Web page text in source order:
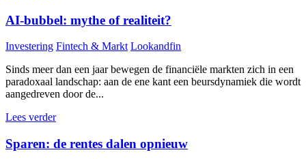
AI-bubbel: mythe of realiteit?
Investering Fintech & Markt Lookandfin
Sinds meer dan een jaar bewegen de financiële markten zich in een
paradoxaal landschap: aan de ene kant een beursdynamiek die wordt
aangedreven door de...
Lees verder
Sparen: de rentes dalen opnieuw